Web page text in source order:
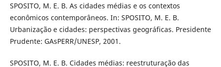
SPOSITO, M. E. B. As cidades médias e os contextos
econômicos contemporâneos. In: SPOSITO, M. E. B.
Urbanização e cidades: perspectivas geográficas. Presidente
Prudente: GAsPERR/UNESP, 2001.
SPOSITO, M. E. B. Cidades médias: reestruturação das